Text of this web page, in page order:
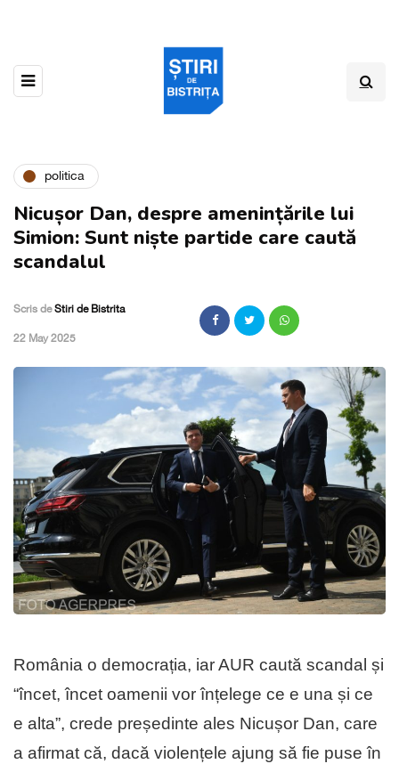
politica
Nicușor Dan, despre amenințările lui
Simion: Sunt niște partide care caută
scandalul
Scris deStiri de Bistrita
,22 May 2025
România o democrația, iar AUR caută scandal și
“încet, încet oamenii vor înțelege ce e una și ce
e alta”, crede președinte ales Nicușor Dan, care
a afirmat că, dacă violențele ajung să fie puse în